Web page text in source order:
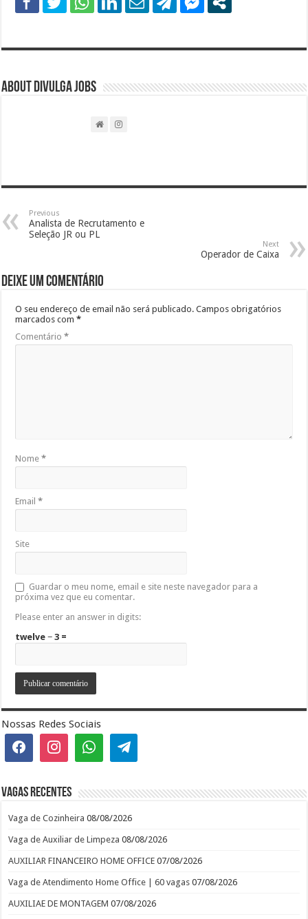
About DIVULGA JOBS
Previous
Analista de Recrutamento e
Seleção JR ou PL
Next
Operador de Caixa
Deixe um comentário
O seu endereço de email não será publicado. Campos obrigatórios
marcados com*
Comentário*
Nome*
Email*
Site
Guardar o meu nome, email e site neste navegador para a
próxima vez que eu comentar.
Please enter an answer in digits:
twelve − 3 =
Nossas Redes Sociais
Vagas recentes
Vaga de Cozinheira 08/08/2026
Vaga de Auxiliar de Limpeza 08/08/2026
AUXILIAR FINANCEIRO HOME OFFICE 07/08/2026
Vaga de Atendimento Home Office | 60 vagas 07/08/2026
AUXILIAE DE MONTAGEM 07/08/2026